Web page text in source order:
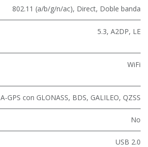
802.11 (a/b/g/n/ac), Direct, Doble banda
5.3, A2DP, LE
WiFi
A-GPS con GLONASS, BDS, GALILEO, QZSS
No
USB 2.0